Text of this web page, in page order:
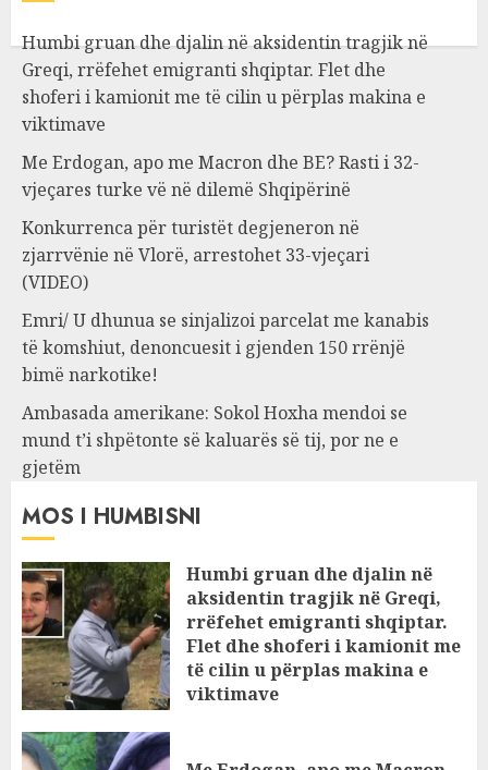
Humbi gruan dhe djalin në aksidentin tragjik në
Greqi, rrëfehet emigranti shqiptar. Flet dhe
shoferi i kamionit me të cilin u përplas makina e
viktimave
Me Erdogan, apo me Macron dhe BE? Rasti i 32-
vjeçares turke vë në dilemë Shqipërinë
Konkurrenca për turistët degjeneron në
zjarrvënie në Vlorë, arrestohet 33-vjeçari
(VIDEO)
Emri/ U dhunua se sinjalizoi parcelat me kanabis
të komshiut, denoncuesit i gjenden 150 rrënjë
bimë narkotike!
Ambasada amerikane: Sokol Hoxha mendoi se
mund t’i shpëtonte së kaluarës së tij, por ne e
gjetëm
MOS I HUMBISNI
Humbi gruan dhe djalin në
aksidentin tragjik në Greqi,
rrëfehet emigranti shqiptar.
Flet dhe shoferi i kamionit me
të cilin u përplas makina e
viktimave